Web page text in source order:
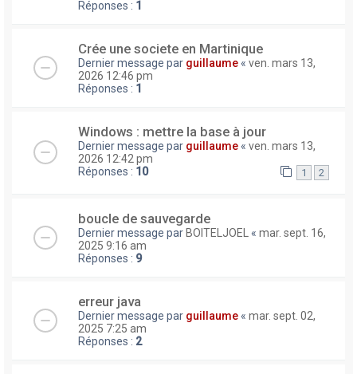
Réponses : 1
Crée une societe en Martinique
Dernier message par guillaume « ven. mars 13,
2026 12:46 pm
Réponses : 1
Windows : mettre la base à jour
Dernier message par guillaume « ven. mars 13,
2026 12:42 pm
Réponses : 10 1 2
boucle de sauvegarde
Dernier message par BOITELJOEL « mar. sept. 16,
2025 9:16 am
Réponses : 9
erreur java
Dernier message par guillaume « mar. sept. 02,
2025 7:25 am
Réponses : 2